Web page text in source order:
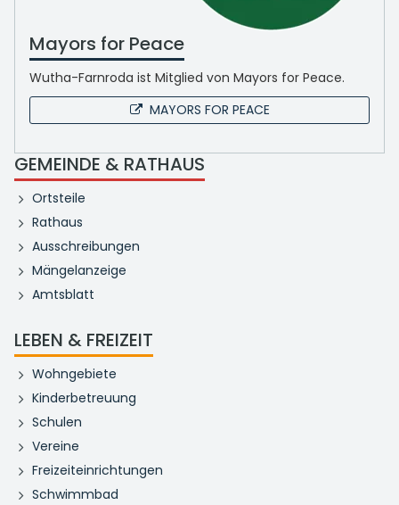
Mayors for Peace
Wutha-Farnroda ist Mitglied von Mayors for Peace.
MAYORS FOR PEACE
GEMEINDE & RATHAUS
Ortsteile
Rathaus
Ausschreibungen
Mängelanzeige
Amtsblatt
LEBEN & FREIZEIT
Wohngebiete
Kinderbetreuung
Schulen
Vereine
Freizeiteinrichtungen
Schwimmbad